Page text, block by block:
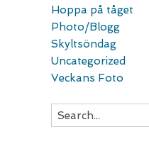
Hoppa på tåget
Photo/Blogg
Skyltsöndag
Uncategorized
Veckans Foto